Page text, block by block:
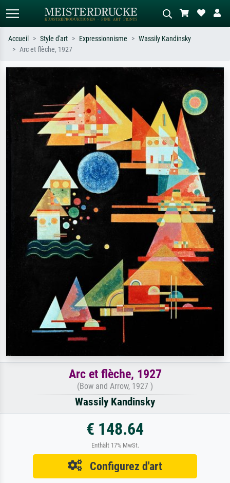
ex. Monet, Nuit étoilée,
impressionnisme, vague de Hokusai,
nu.
abstrait avec beaucoup de rouge,
tableau sombre, nu debout près d'un
arbre.
Accueil Style d'art Expressionnisme
Wassily Kandinsky
Arc et flèche, 1927
Arc et flèche, 1927
(Bow and Arrow, 1927 )
Wassily Kandinsky
€ 148.64
Enthält 17% MwSt.
Configurez d'art